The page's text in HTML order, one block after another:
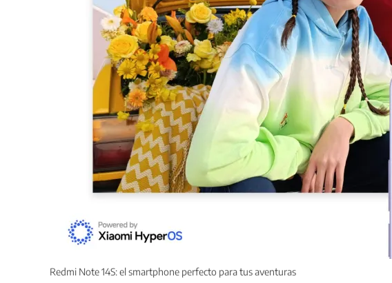
Redmi Note 14S: el smartphone perfecto para tus aventuras